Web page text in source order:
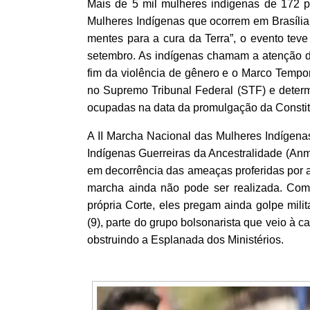
Mais de 5 mil mulheres indígenas de 172
Mulheres Indígenas que ocorrem em
mentes para a cura da Terra”, o evento
setembro. As indígenas chamam a atenção
fim da violência de gênero e o Marco
no Supremo Tribunal Federal (STF) e
ocupadas na data da promulgação da
A II Marcha Nacional das Mulheres
Indígenas Guerreiras da Ancestralidade
em decorrência das ameaças proferidas
marcha ainda não pode ser realizada.
própria Corte, eles pregam ainda golpe
(9), parte do grupo bolsonarista que veio à
obstruindo a Esplanada dos Ministérios.